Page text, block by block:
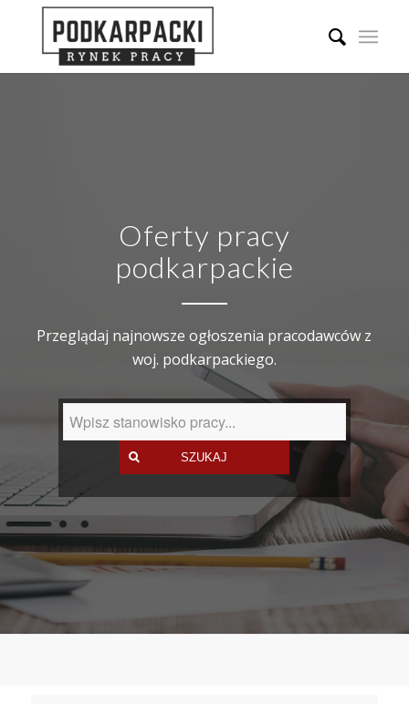
Oferty pracy
podkarpackie
Przeglądaj najnowsze ogłoszenia pracodawców z
woj. podkarpackiego.